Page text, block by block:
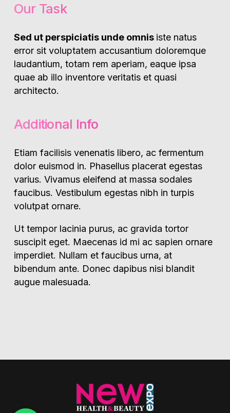
Our Task
Sed ut perspiciatis unde omnis iste natus
error sit voluptatem accusantium doloremque
laudantium, totam rem aperiam, eaque ipsa
quae ab illo inventore veritatis et quasi
architecto.
Additional Info
Etiam facilisis venenatis libero, ac fermentum
dolor euismod in. Phasellus placerat egestas
varius. Vivamus eleifend at massa sodales
faucibus. Vestibulum egestas nibh in turpis
volutpat ornare.
Ut tempor lacinia purus, ac gravida tortor
suscipit eget. Maecenas id mi ac sapien ornare
imperdiet. Nullam et faucibus urna, at
bibendum ante. Donec dapibus nisi blandit
augue malesuada.